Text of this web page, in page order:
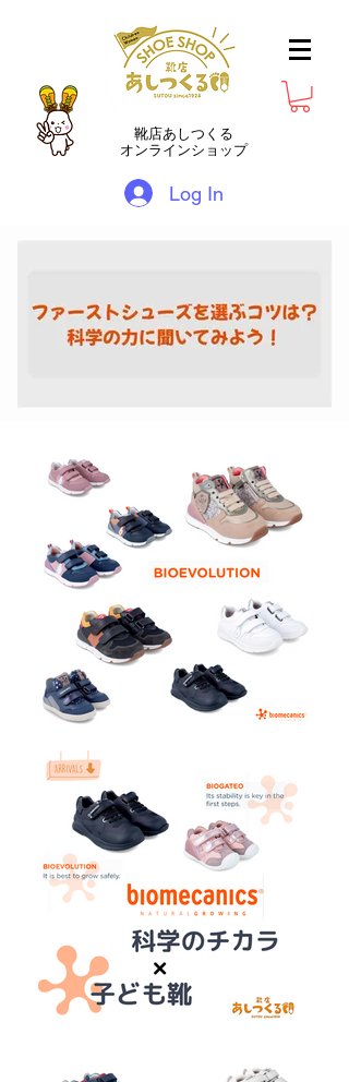
靴店あしつくる
オンラインショップ
Log In